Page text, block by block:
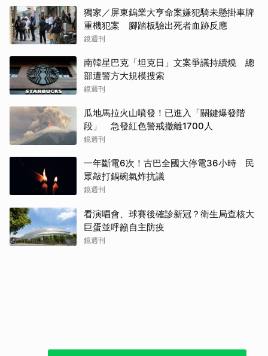
獨家／屏東鎢業大亨命案嫌犯騎未懸掛車牌
重機犯案 腳踏板驗出死者血跡反應
鏡週刊
南韓星巴克「坦克日」文案爭議持續燒 總
部遭警方大規模搜索
鏡週刊
瓜地馬拉火山噴發！已進入「關鍵爆發階
段」 急發紅色警戒撤離1700人
鏡週刊
一年斷電6次！古巴全國大停電36小時 民
眾敲打鍋碗氣炸抗議
鏡週刊
看演唱會、球賽後確診新冠？衛生局查核大
巨蛋並呼籲自主防疫
鏡週刊